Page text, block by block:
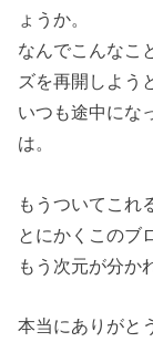
ょうか。
なんでこんなこ
ズを再開しよう
いつも途中にな
は。
もうついてこれ
とにかくこのブ
もう次元が分か
本当にありがと